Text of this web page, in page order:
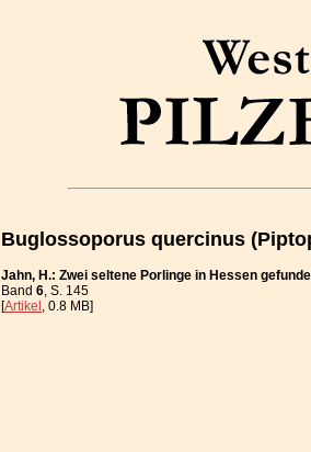
Buglossoporus quercinus
Jahn, H.: Zwei seltene Porlinge in Hessen
Band 6, S. 145
[Artikel, 0.8 MB]